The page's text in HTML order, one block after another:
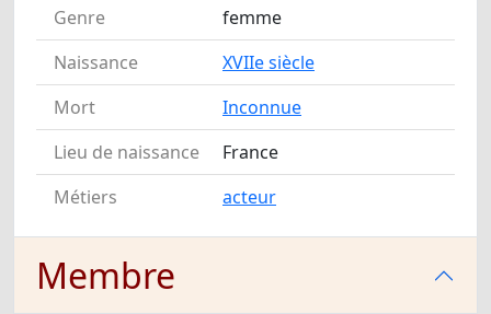
Genre
femme
Naissance
XVIIe siècle
Mort
Inconnue
Lieu de naissance
France
Métiers
acteur
Membre